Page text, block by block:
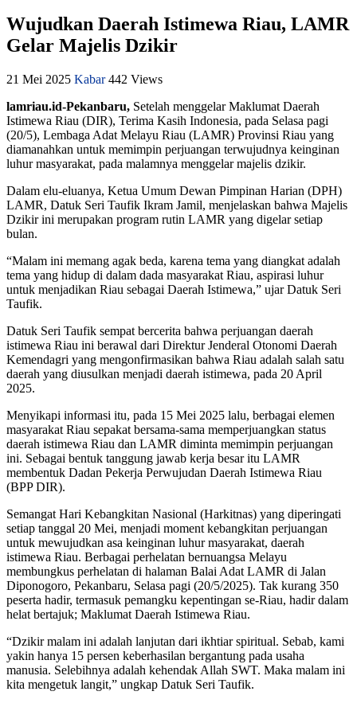
Wujudkan Daerah Istimewa Riau, LAMR
Gelar Majelis Dzikir
21 Mei 2025 Kabar 442 Views
lamriau.id-Pekanbaru, Setelah menggelar Maklumat Daerah
Istimewa Riau (DIR), Terima Kasih Indonesia, pada Selasa pagi
(20/5), Lembaga Adat Melayu Riau (LAMR) Provinsi Riau yang
diamanahkan untuk memimpin perjuangan terwujudnya keinginan
luhur masyarakat, pada malamnya menggelar majelis dzikir.
Dalam elu-eluanya, Ketua Umum Dewan Pimpinan Harian (DPH)
LAMR, Datuk Seri Taufik Ikram Jamil, menjelaskan bahwa Majelis
Dzikir ini merupakan program rutin LAMR yang digelar setiap
bulan.
“Malam ini memang agak beda, karena tema yang diangkat adalah
tema yang hidup di dalam dada masyarakat Riau, aspirasi luhur
untuk menjadikan Riau sebagai Daerah Istimewa,” ujar Datuk Seri
Taufik.
Datuk Seri Taufik sempat bercerita bahwa perjuangan daerah
istimewa Riau ini berawal dari Direktur Jenderal Otonomi Daerah
Kemendagri yang mengonfirmasikan bahwa Riau adalah salah satu
daerah yang diusulkan menjadi daerah istimewa, pada 20 April
2025.
Menyikapi informasi itu, pada 15 Mei 2025 lalu, berbagai elemen
masyarakat Riau sepakat bersama-sama memperjuangkan status
daerah istimewa Riau dan LAMR diminta memimpin perjuangan
ini. Sebagai bentuk tanggung jawab kerja besar itu LAMR
membentuk Dadan Pekerja Perwujudan Daerah Istimewa Riau
(BPP DIR).
Semangat Hari Kebangkitan Nasional (Harkitnas) yang diperingati
setiap tanggal 20 Mei, menjadi moment kebangkitan perjuangan
untuk mewujudkan asa keinginan luhur masyarakat, daerah
istimewa Riau. Berbagai perhelatan bernuangsa Melayu
membungkus perhelatan di halaman Balai Adat LAMR di Jalan
Diponogoro, Pekanbaru, Selasa pagi (20/5/2025). Tak kurang 350
peserta hadir, termasuk pemangku kepentingan se-Riau, hadir dalam
helat bertajuk; Maklumat Daerah Istimewa Riau.
“Dzikir malam ini adalah lanjutan dari ikhtiar spiritual. Sebab, kami
yakin hanya 15 persen keberhasilan bergantung pada usaha
manusia. Selebihnya adalah kehendak Allah SWT. Maka malam ini
kita mengetuk langit,” ungkap Datuk Seri Taufik.